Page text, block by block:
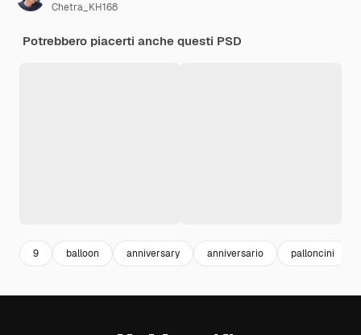
Chetra_KH168
Potrebbero piacerti anche questi PSD
9 balloon anniversary anniversario palloncini